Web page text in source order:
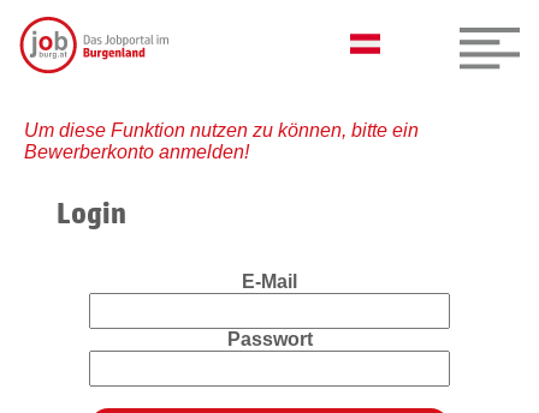
Um diese Funktion nutzen zu können, bitte ein
Bewerberkonto anmelden!
Login
E-Mail
Passwort